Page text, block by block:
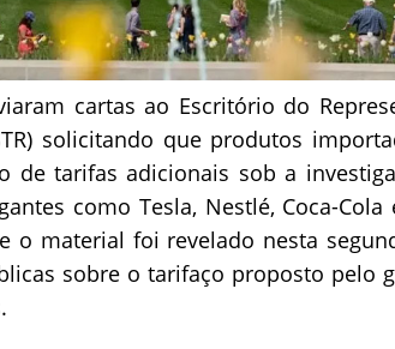
cartas ao Escritório do
solicitando que produtos
de tarifas adicionais sob a
como Tesla, Nestlé, Coca-Cola
o material foi revelado nesta
sobre o tarifaço proposto pelo